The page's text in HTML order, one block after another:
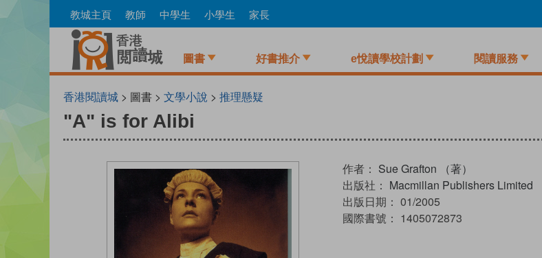
to
教城主頁 教師 中學生 小學生 家長
圖書 好書推介 e悅讀學校計劃 閱讀服務
香港閱讀城 > 圖書 > 文學小說 > 推理懸疑
"A" is for Alibi
作者： Sue Grafton （著）
出版社： Macmillan Publishers Limited
出版日期： 01/2005
國際書號： 1405072873